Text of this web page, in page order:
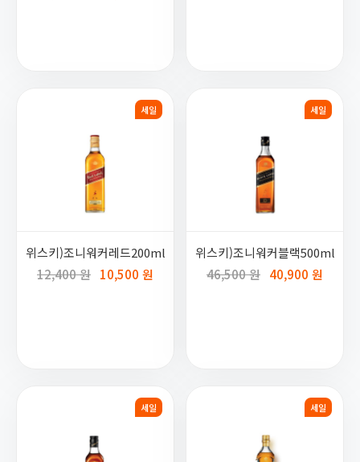
세일
위스키)조니워커레드200ml
12,400 원 10,500 원
세일
위스키)조니워커블랙500ml
46,500 원 40,900 원
세일 세일